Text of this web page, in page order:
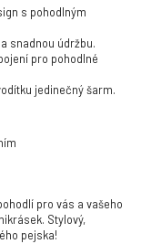
s pohodlným
snadnou údržbu.
pro pohodlné
jedinečný šarm.
pro vás a vašeho
Stylový,
pejska!